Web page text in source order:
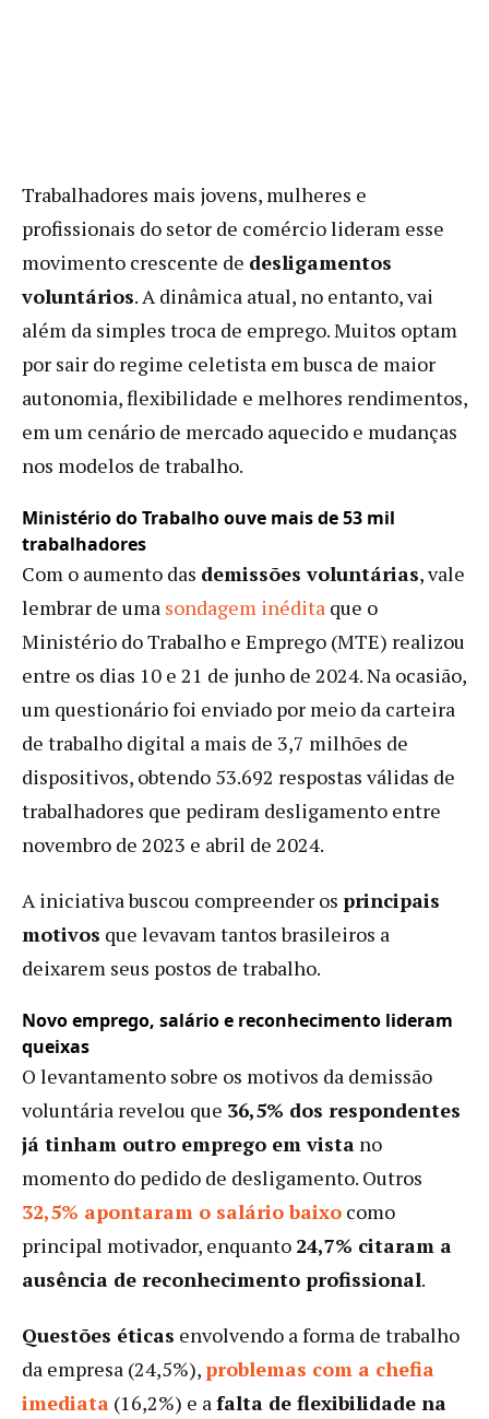
Trabalhadores mais jovens, mulheres e
profissionais do setor de comércio lideram esse
movimento crescente de desligamentos
voluntários. A dinâmica atual, no entanto, vai
além da simples troca de emprego. Muitos optam
por sair do regime celetista em busca de maior
autonomia, flexibilidade e melhores rendimentos,
em um cenário de mercado aquecido e mudanças
nos modelos de trabalho.
Ministério do Trabalho ouve mais de 53 mil
trabalhadores
Com o aumento das demissões voluntárias, vale
lembrar de uma sondagem inédita que o
Ministério do Trabalho e Emprego (MTE) realizou
entre os dias 10 e 21 de junho de 2024. Na ocasião,
um questionário foi enviado por meio da carteira
de trabalho digital a mais de 3,7 milhões de
dispositivos, obtendo 53.692 respostas válidas de
trabalhadores que pediram desligamento entre
novembro de 2023 e abril de 2024.
A iniciativa buscou compreender os principais
motivos que levavam tantos brasileiros a
deixarem seus postos de trabalho.
Novo emprego, salário e reconhecimento lideram
queixas
O levantamento sobre os motivos da demissão
voluntária revelou que 36,5% dos respondentes
já tinham outro emprego em vista no
momento do pedido de desligamento. Outros
32,5% apontaram o salário baixo como
principal motivador, enquanto 24,7% citaram a
ausência de reconhecimento profissional.
Questões éticas envolvendo a forma de trabalho
da empresa (24,5%), problemas com a chefia
imediata (16,2%) e afalta de flexibilidade na